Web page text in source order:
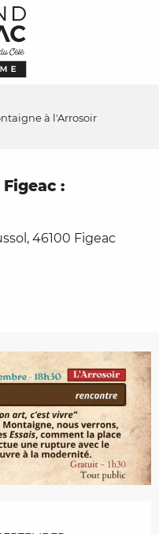
à l'Arrosoir
:
46100 Figeac